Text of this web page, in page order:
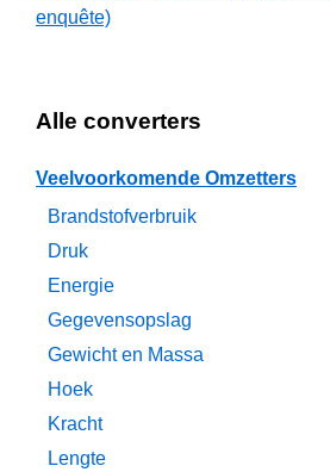
enquête)
Alle converters
Veelvoorkomende Omzetters
Brandstofverbruik
Druk
Energie
Gegevensopslag
Gewicht en Massa
Hoek
Kracht
Lengte